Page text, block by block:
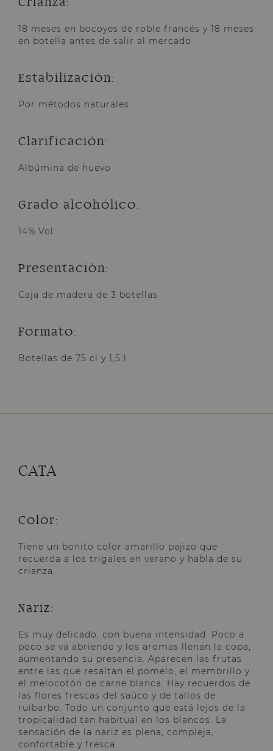
18 meses en bocoyes de roble francés y 18 meses
en botella antes de salir al mercado
Estabilización:
Por métodos naturales
Clarificación:
Albúmina de huevo
Grado alcohólico:
14% Vol.
Presentación:
Caja de madera de 3 botellas
Formato:
Botellas de 75 cl y 1,5 l
CATA
Color:
Tiene un bonito color amarillo pajizo que
recuerda a los trigales en verano y habla de su
crianza.
Nariz:
Es muy delicado, con buena intensidad. Poco a
poco se va abriendo y los aromas llenan la copa,
aumentando su presencia. Aparecen las frutas
entre las que resaltan el pomelo, el membrillo y
el melocotón de carne blanca. Hay recuerdos de
las flores frescas del saúco y de tallos de
ruibarbo. Todo un conjunto que está lejos de la
tropicalidad tan habitual en los blancos. La
sensación de la nariz es plena, compleja,
confortable y fresca.